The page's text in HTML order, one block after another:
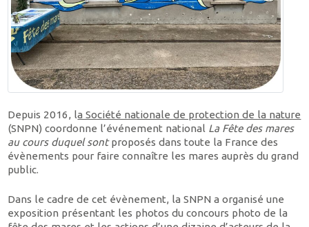
Depuis 2016, la Société nationale de protection de la nature
(SNPN) coordonne l’événement national La Fête des mares
au cours duquel sontproposés dans toute la France des
évènements pour faire connaître les mares auprès du grand
public.
Dans le cadre de cet évènement, la SNPN a organisé une
exposition présentant les photos du concours photo de la